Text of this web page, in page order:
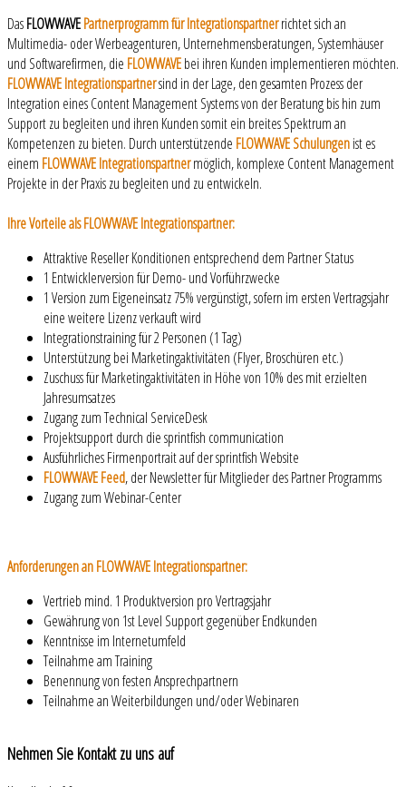
DasFLOWWAVEPartnerprogramm für Integrationspartnerrichtet sich an
Multimedia- oder Werbeagenturen, Unternehmensberatungen, Systemhäuser
und Softwarefirmen, die FLOWWAVEbei ihren Kunden implementieren möchten.
FLOWWAVE Integrationspartnersind in der Lage, den gesamten Prozess der
Integration eines Content Management Systems von der Beratung bis hin zum
Support zu begleiten und ihren Kunden somit ein breites Spektrum an
Kompetenzen zu bieten. Durch unterstützende FLOWWAVE Schulungenist es
einem FLOWWAVE Integrationspartnermöglich, komplexe Content Management
Projekte in der Praxis zu begleiten und zu entwickeln.
Ihre Vorteile als FLOWWAVE Integrationspartner:
Attraktive Reseller Konditionen entsprechend dem Partner Status
1 Entwicklerversion für Demo- und Vorführzwecke
1 Version zum Eigeneinsatz 75% vergünstigt, sofern im ersten Vertragsjahr
eine weitere Lizenz verkauft wird
Integrationstraining für 2 Personen (1 Tag)
Unterstützung bei Marketingaktivitäten (Flyer, Broschüren etc.)
Zuschuss für Marketingaktivitäten in Höhe von 10% des mit erzielten
Jahresumsatzes
Zugang zum Technical ServiceDesk
Projektsupport durch die sprintfish communication
Ausführliches Firmenportrait auf der sprintfish Website
FLOWWAVE Feed, der Newsletter für Mitglieder des Partner Programms
Zugang zum Webinar-Center
Anforderungen an FLOWWAVE Integrationspartner:
Vertrieb mind. 1 Produktversion pro Vertragsjahr
Gewährung von 1st Level Support gegenüber Endkunden
Kenntnisse im Internetumfeld
Teilnahme am Training
Benennung von festen Ansprechpartnern
Teilnahme an Weiterbildungen und/oder Webinaren
Nehmen Sie Kontakt zu uns auf